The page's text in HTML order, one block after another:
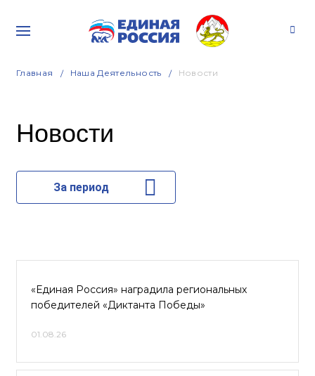
Главная Наша Деятельность Новости
Новости
За период
«Единая Россия» наградила региональных
победителей «Диктанта Победы»
01.08.26